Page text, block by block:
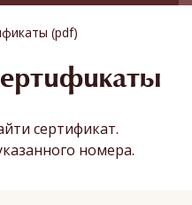
(pdf)
сертификат.
номера.